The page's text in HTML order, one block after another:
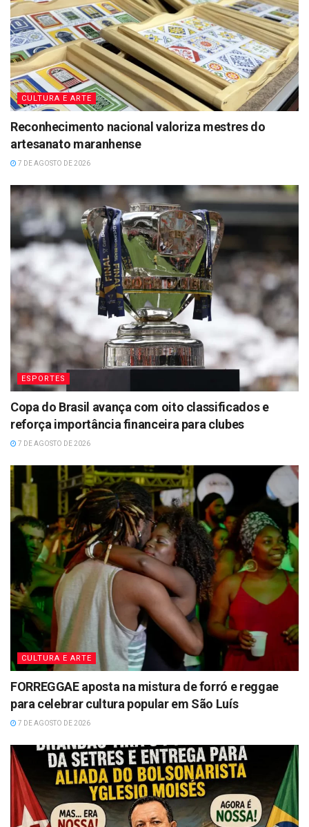
CULTURA E ARTE
Reconhecimento nacional valoriza mestres do
artesanato maranhense
7 DE AGOSTO DE 2026
ESPORTES
Copa do Brasil avança com oito classificados e
reforça importância financeira para clubes
7 DE AGOSTO DE 2026
CULTURA E ARTE
FORREGGAE aposta na mistura de forró e reggae
para celebrar cultura popular em São Luís
7 DE AGOSTO DE 2026